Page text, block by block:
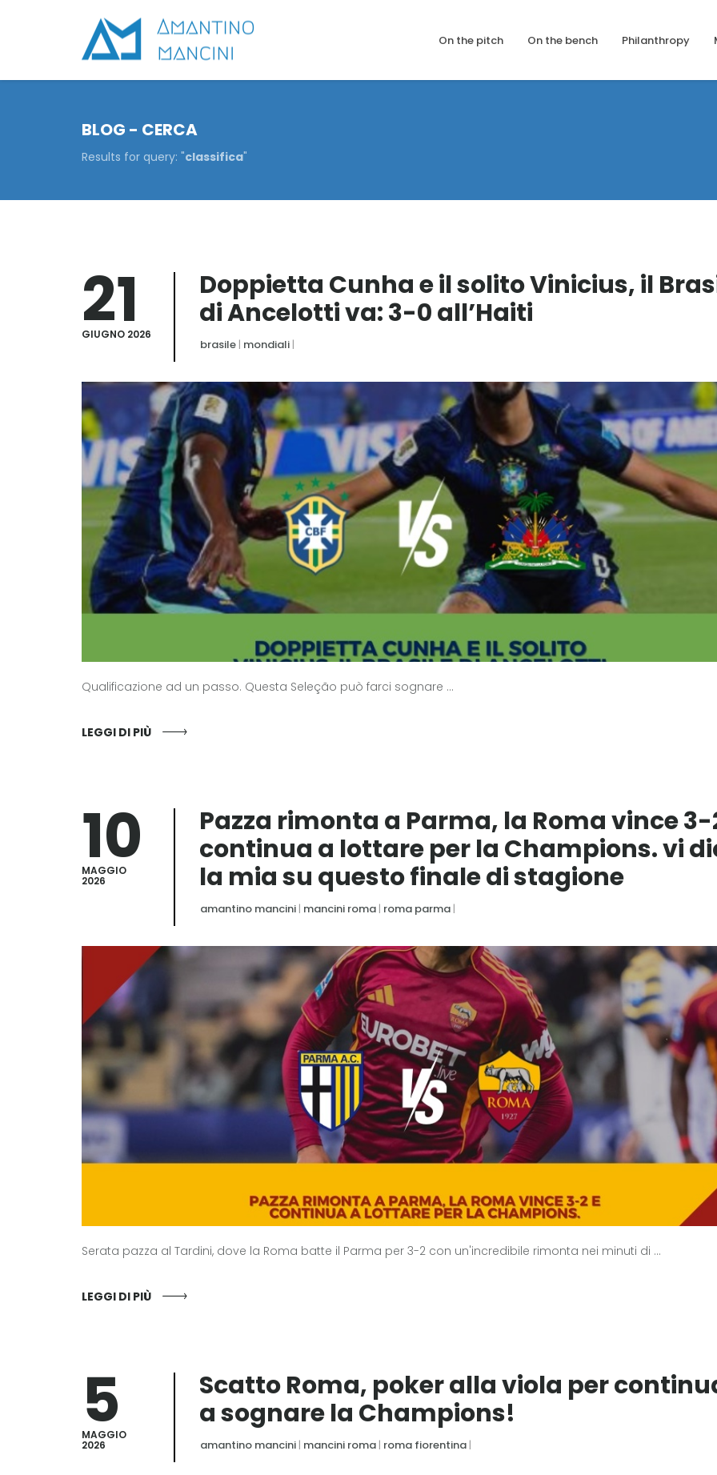
On the pitch On the bench Philanthropy
BLOG - CERCA
Results for query: "classifica"
21
GIUGNO 2026
Doppietta Cunha e il solito Vinicius, il
di Ancelotti va: 3-0 all’Haiti
brasile | mondiali |
Qualificazione ad un passo. Questa Seleção può farci sognare ...
LEGGI DI PIÙ
10
MAGGIO
2026
Pazza rimonta a Parma, la Roma vince 3-
continua a lottare per la Champions. vi
la mia su questo finale di stagione
amantino mancini | mancini roma | roma parma |
Serata pazza al Tardini, dove la Roma batte il Parma per 3-2 con un'incredibile rimonta nei minuti di ...
LEGGI DI PIÙ
5
MAGGIO
2026
Scatto Roma, poker alla viola per
a sognare la Champions!
amantino mancini | mancini roma | roma fiorentina |